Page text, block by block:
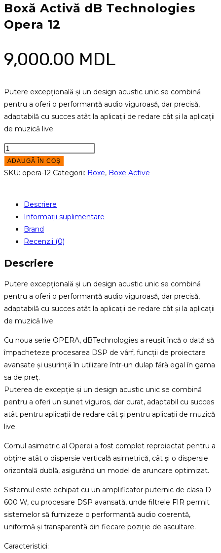
Boxă Activă dB Technologies
Opera 12
9,000.00 MDL
Putere excepțională și un design acustic unic se combină
pentru a oferi o performanță audio viguroasă, dar precisă,
adaptabilă cu succes atât la aplicații de redare cât și la aplicații
de muzică live.
Cantitate
Boxă
Activă
Opera
ADAUGĂ ÎN COȘ
SKU: opera-12 Categorii: Boxe, Boxe Active
Descriere
Informații suplimentare
Brand
Recenzii (0)
Descriere
Putere excepțională și un design acustic unic se combină
pentru a oferi o performanță audio viguroasă, dar precisă,
adaptabilă cu succes atât la aplicații de redare cât și la aplicații
de muzică live.
Cu noua serie OPERA, dBTechnologies a reușit încă o dată să
împacheteze procesarea DSP de vârf, funcții de proiectare
avansate și ușurință în utilizare într-un dulap fără egal în gama
sa de preț.
Puterea de excepție și un design acustic unic se combină
pentru a oferi un sunet viguros, dar curat, adaptabil cu succes
atât pentru aplicații de redare cât și pentru aplicații de muzică
live.
Cornul asimetric al Operei a fost complet reproiectat pentru a
obține atât o dispersie verticală asimetrică, cât și o dispersie
orizontală dublă, asigurând un model de aruncare optimizat.
Sistemul este echipat cu un amplificator puternic de clasa D
600 W, cu procesare DSP avansată, unde filtrele FIR permit
sistemelor să furnizeze o performanță audio coerentă,
uniformă și transparentă din fiecare poziție de ascultare.
Caracteristici: